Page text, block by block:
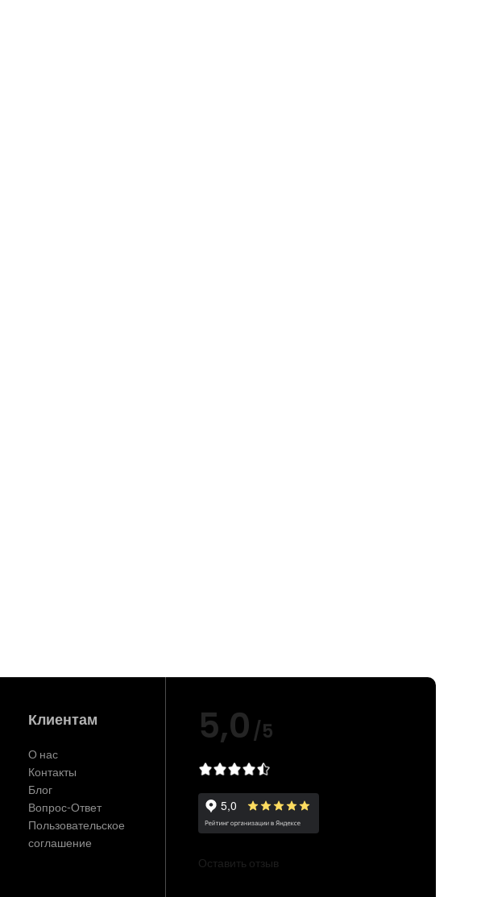
Клиентам
О нас
Контакты
Блог
Вопрос-Ответ
Пользовательское
соглашение
5,0 /5
Оставить отзыв